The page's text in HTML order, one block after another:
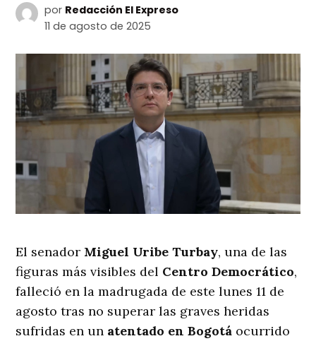
por Redacción El Expreso
11 de agosto de 2025
El senador Miguel Uribe Turbay, una de las
figuras más visibles del Centro Democrático,
falleció en la madrugada de este lunes 11 de
agosto tras no superar las graves heridas
sufridas en un atentado en Bogotá ocurrido